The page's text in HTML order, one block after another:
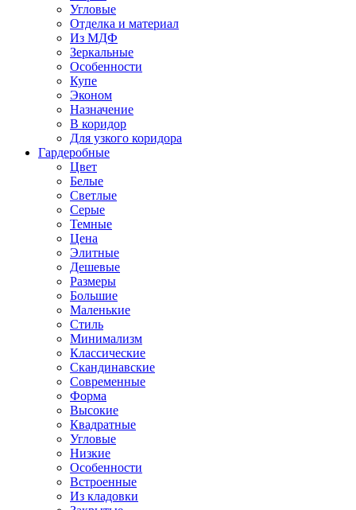
Угловые
Отделка и материал
Из МДФ
Зеркальные
Особенности
Купе
Эконом
Назначение
В коридор
Для узкого коридора
Гардеробные
Цвет
Белые
Светлые
Серые
Темные
Цена
Элитные
Дешевые
Размеры
Большие
Маленькие
Стиль
Минимализм
Классические
Скандинавские
Современные
Форма
Высокие
Квадратные
Угловые
Низкие
Особенности
Встроенные
Из кладовки